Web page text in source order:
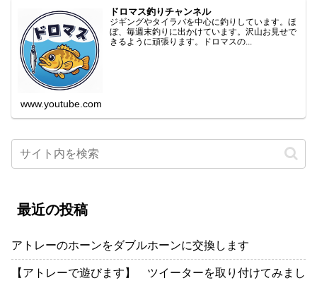
ドロマス釣りチャンネル
ジギングやタイラバを中心に釣りしています。ほ
ぼ、毎週末釣りに出かけています。沢山お見せで
きるように頑張ります。ドロマスの...
www.youtube.com
最近の投稿
アトレーのホーンをダブルホーンに交換します
【アトレーで遊びます】 ツイーターを取り付けてみまし